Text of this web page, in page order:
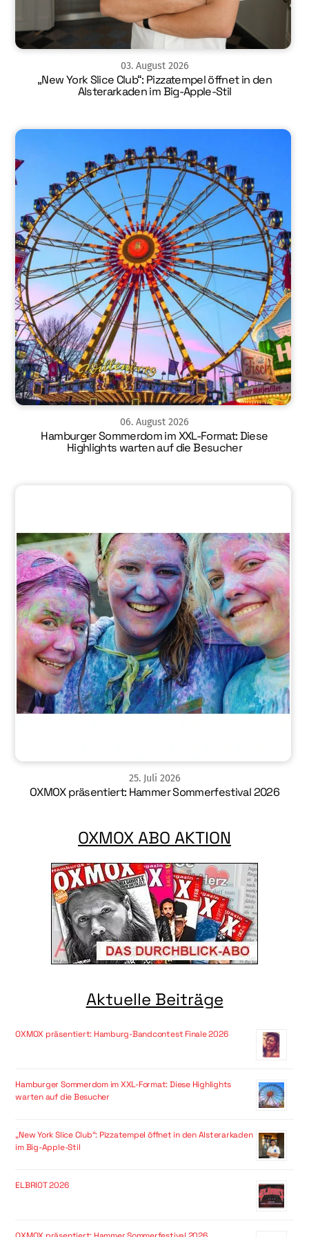
03. August 2026
„New York Slice Club“: Pizzatempel öffnet in den
Alsterarkaden im Big-Apple-Stil
06. August 2026
Hamburger Sommerdom im XXL-Format: Diese
Highlights warten auf die Besucher
25. Juli 2026
OXMOX präsentiert: Hammer Sommerfestival 2026
OXMOX ABO AKTION
Aktuelle Beiträge
OXMOX präsentiert: Hamburg-Bandcontest Finale 2026
Hamburger Sommerdom im XXL-Format: Diese Highlights
warten auf die Besucher
„New York Slice Club“: Pizzatempel öffnet in den Alsterarkaden
im Big-Apple-Stil
ELBRIOT 2026